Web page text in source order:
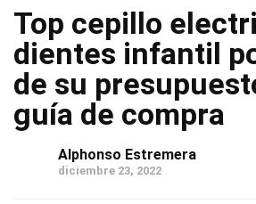
Top cepillo
dientes infantil
de su
guía de compra
Alphonso Estremera
diciembre 23, 2022